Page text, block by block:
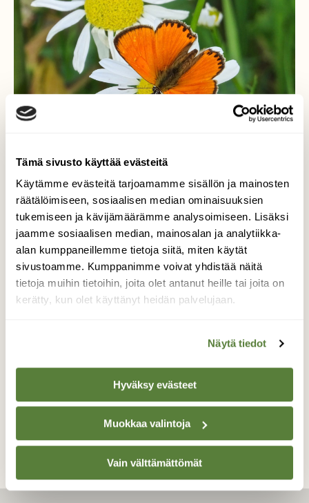
Tämä sivusto käyttää evästeitä
Käytämme evästeitä tarjoamamme sisällön ja mainosten
räätälöimiseen, sosiaalisen median ominaisuuksien
tukemiseen ja kävijämäärämme analysoimiseen. Lisäksi
jaamme sosiaalisen median, mainosalan ja analytiikka-
alan kumppaneillemme tietoja siitä, miten käytät
sivustoamme. Kumppanimme voivat yhdistää näitä
tietoja muihin tietoihin, joita olet antanut heille tai joita on
kerätty, kun olet käyttänyt heidän palvelujaan.
Näytä tiedot
Hyväksy evästeet
Muokkaa valintoja
Vain välttämättömät
Loistokultasiipi
Loistokultasiipi viihtyi viljapellon reunan
saunakukilla 12.7.2018
Taipalsaari 12.7.2018